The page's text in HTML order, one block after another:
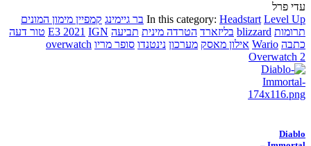
עדי פרל
In this category: Headstart Level Up בר גיימינג קמפיין מימון המונים
תרומות blizzard בליזארד הטרדה מינית תביעה E3 2021 IGN
טור דעה
כתבה Wario אילון מאסק מערכון נינטנדו סופר מריו overwatch
Overwatch 2
Diablo